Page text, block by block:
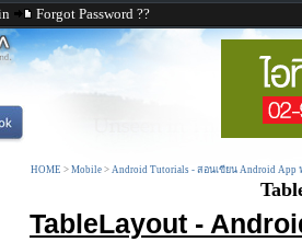
Forgot Password ??
HOME > Mobile > Android Tutorials - สอนเขียน Android App
TableLayout -